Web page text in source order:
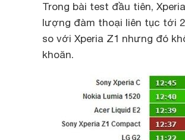
Trong bài test đầu tiên,
lượng đàm thoại liên tục tới
so với Xperia Z1 nhưng đó
khoăn.